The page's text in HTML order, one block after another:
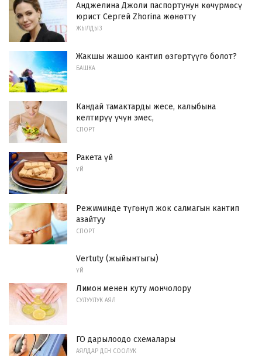
Анджелина Джоли паспортунун көчүрмөсү
юрист Сергей Zhorina жөнөттү
ЖЫЛДЫЗ
Жакшы жашоо кантип өзгөртүүгө болот?
БАШКА
Кандай тамактарды жесе, калыбына
келтирүү үчүн эмес,
СПОРТ
Ракета үй
ҮЙ
Режиминде түгөнүп жок салмагын кантип
азайтуу
СПОРТ
Vertuty (жыйынтыгы)
ҮЙ
Лимон менен куту мончолору
СУЛУУЛУК АЯЛ
ГО дарылоодо схемалары
АЯЛДАР ДЕН СООЛУК